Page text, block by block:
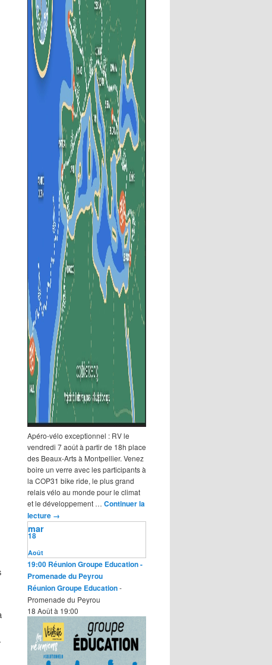
Apéro-vélo exceptionnel : RV le
vendredi 7 août à partir de 18h place
des Beaux-Arts à Montpellier. Venez
boire un verre avec les participants à
la COP31 bike ride, le plus grand
relais vélo au monde pour le climat
et le développement … Continuer la
lecture →
Août
18
mar
19:00 Réunion Groupe Education-
Promenade du Peyrou
Réunion Groupe Education-
Promenade du Peyrou
18 Août à 19:00